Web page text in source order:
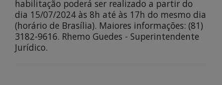
habilitação poderá ser realizado a partir do
dia 15/07/2024 às 8h até às 17h do mesmo dia
(horário de Brasília). Maiores informações: (81)
3182-9616. Rhemo Guedes - Superintendente
Jurídico.